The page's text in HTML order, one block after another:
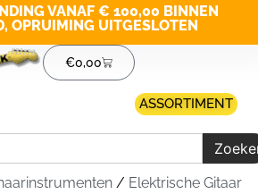
VANAF € 100,00 BINNEN
OPRUIMING UITGESLOTEN
€0,00
ASSORTIMENT
/ Elektrische Gitaar